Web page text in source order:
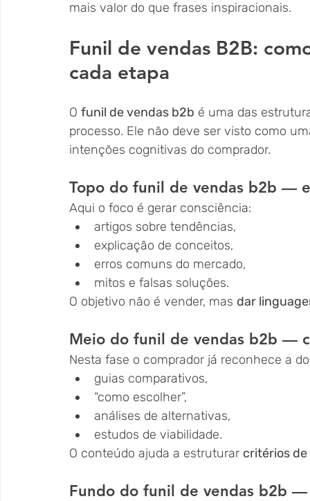
mais valor do que frases inspiracionais.
Funil de vendas B2B:
cada etapa
O funil de vendas b2b é uma das
processo. Ele não deve ser visto como
intenções cognitivas do comprador.
Topo do funil de vendas b2b —
Aqui o foco é gerar consciência:
artigos sobre tendências,
explicação de conceitos,
erros comuns do mercado,
mitos e falsas soluções.
O objetivo não é vender, mas dar
Meio do funil de vendas b2b —
Nesta fase o comprador já reconhece a
guias comparativos,
“como escolher”,
análises de alternativas,
estudos de viabilidade.
O conteúdo ajuda a estruturar critérios de
Fundo do funil de vendas b2b